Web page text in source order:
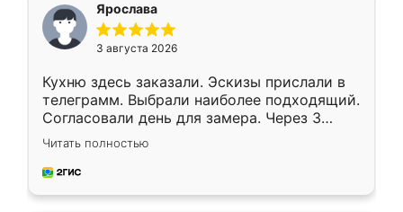
Ярослава
3 августа 2026
Кухню здесь заказали. Эскизы прислали в
телеграмм. Выбрали наиболее подходящий.
Согласовали день для замера. Через 3
недели кухня была уже готова. Остались
довольны работой. Спасибо Ренессанс
мебель за качественную работу!
Читать полностью